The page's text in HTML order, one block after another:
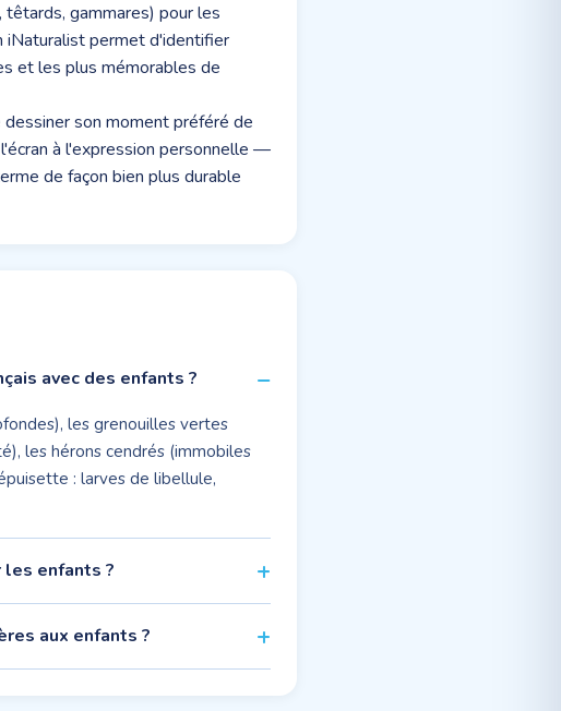
gammares) pour les
iNaturalist permet d'identifier
et les plus mémorables de
son moment préféré de
à l'expression personnelle —
de façon bien plus durable
avec des enfants ?
les grenouilles vertes
les hérons cendrés (immobiles
: larves de libellule,
enfants ?
aux enfants ?